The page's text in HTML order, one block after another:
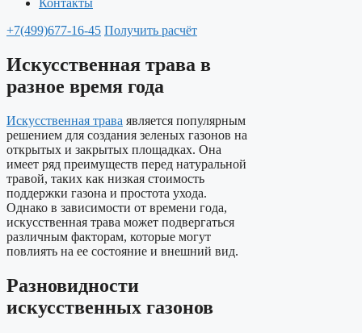
Контакты
+7(499)677-16-45 Получить расчёт
Искусственная трава в
разное время года
Искусственная трава является популярным
решением для создания зеленых газонов на
открытых и закрытых площадках. Она
имеет ряд преимуществ перед натуральной
травой, таких как низкая стоимость
поддержки газона и простота ухода.
Однако в зависимости от времени года,
искусственная трава может подвергаться
различным факторам, которые могут
повлиять на ее состояние и внешний вид.
Разновидности
искусственных газонов